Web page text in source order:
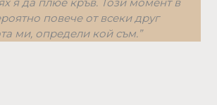
повече от всеки друг
ми, определи кой съм.”